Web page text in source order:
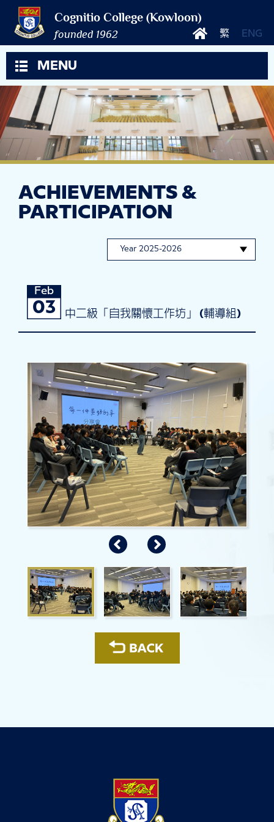
Cognitio College (Kowloon)
founded 1962 繁 ENG
MENU
ACHIEVEMENTS &
PARTICIPATION
Feb
03 中二級「自我關懷工作坊」 (輔導組)